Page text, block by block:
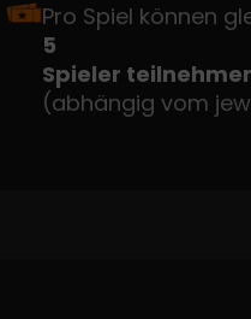
Pro Spiel können
5
Spieler
(abhängig vom